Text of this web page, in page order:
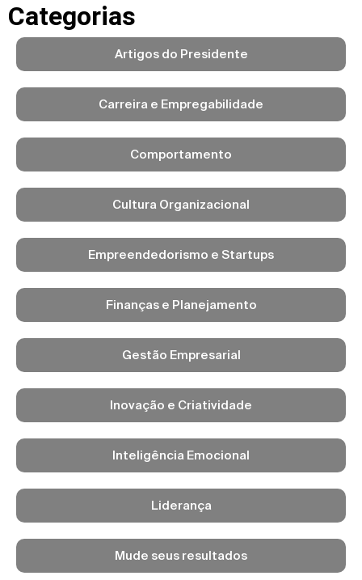
Categorias
Artigos do Presidente
Carreira e Empregabilidade
Comportamento
Cultura Organizacional
Empreendedorismo e Startups
Finanças e Planejamento
Gestão Empresarial
Inovação e Criatividade
Inteligência Emocional
Liderança
Mude seus resultados